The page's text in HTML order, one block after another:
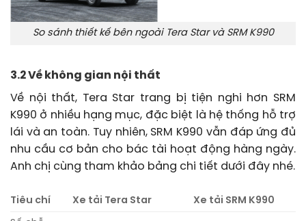
So sánh thiết kế bên ngoài Tera Star và SRM K990
3.2 Về không gian nội thất
Về nội thất, Tera Star trang bị tiện nghi hơn SRM
K990 ở nhiều hạng mục, đặc biệt là hệ thống hỗ trợ
lái và an toàn. Tuy nhiên, SRM K990 vẫn đáp ứng đủ
nhu cầu cơ bản cho bác tài hoạt động hàng ngày.
Anh chị cùng tham khảo bảng chi tiết dưới đây nhé.
Tiêu chí Xe tải Tera Star Xe tải SRM K990